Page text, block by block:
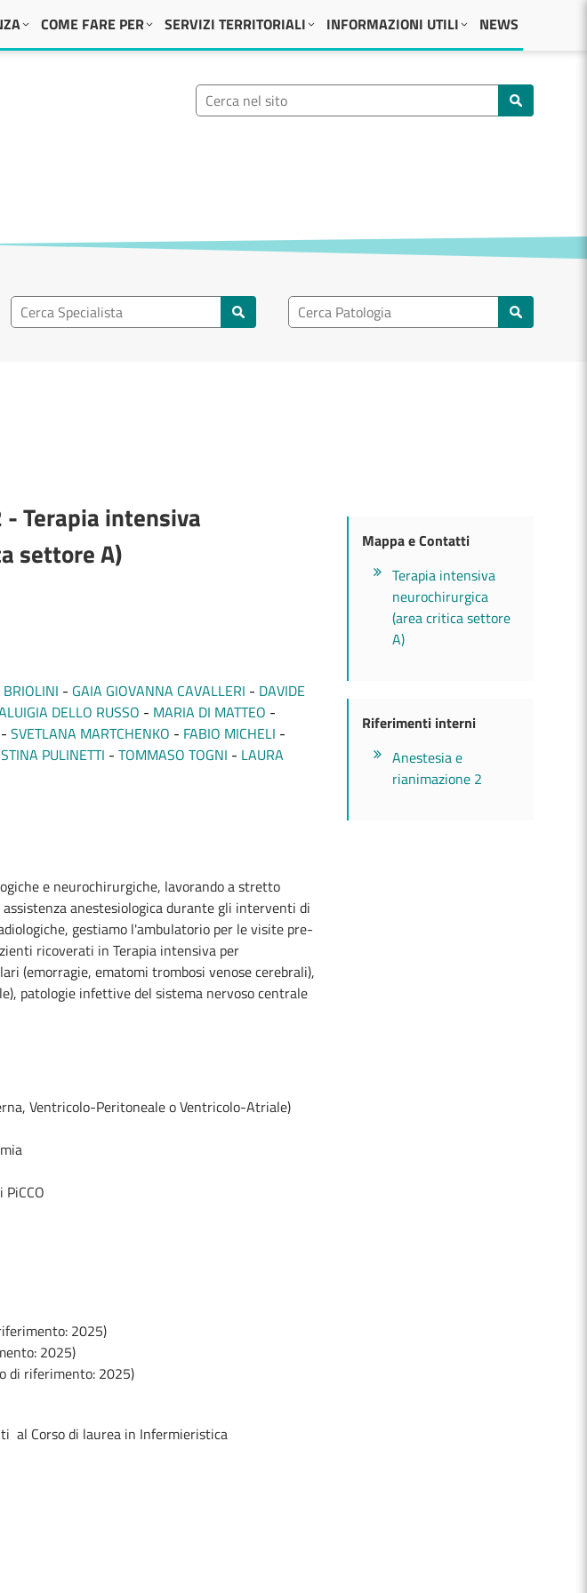
COME FARE PER SERVIZI TERRITORIALI INFORMAZIONI UTILI NEWS
Ricerca nel sito
Ricerca specialisti Ricerca nel patologia
Terapia intensiva
settore A)
GAIA GIOVANNA CAVALLERI
DAVIDE
DELLO RUSSO
MARIA DI MATTEO
SVETLANA MARTCHENKO
FABIO MICHELI
PULINETTI TOMMASO TOGNI
LAURA
e neurochirurgiche, lavorando a stretto
anestesiologica durante gli interventi di
gestiamo l'ambulatorio per le visite pre-
ricoverati in Terapia intensiva per
(emorragie, ematomi trombosi venose cerebrali),
patologie infettive del sistema nervoso centrale
Ventricolo-Peritoneale o Ventricolo-Atriale)
2025)
2025)
di riferimento: 2025)
al Corso di laurea in Infermieristica
Mappa e Contatti
Terapia intensiva
neurochirurgica
(area critica settore
A)
Riferimenti interni
Anestesia e
rianimazione 2